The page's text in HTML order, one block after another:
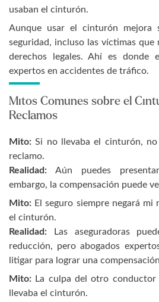
usaban el cinturón.
Aunque usar el cinturón mejora
seguridad, incluso las víctimas que
derechos legales. Ahí es donde
expertos en accidentes de tráfico.
Mitos Comunes sobre el
Reclamos
Mito: Si no llevaba el cinturón,
reclamo.
Realidad: Aún puedes
embargo, la compensación puede
Mito: El seguro siempre negará mi
el cinturón.
Realidad: Las aseguradoras
reducción, pero abogados
litigar para lograr una
Mito: La culpa del otro
llevaba el cinturón.